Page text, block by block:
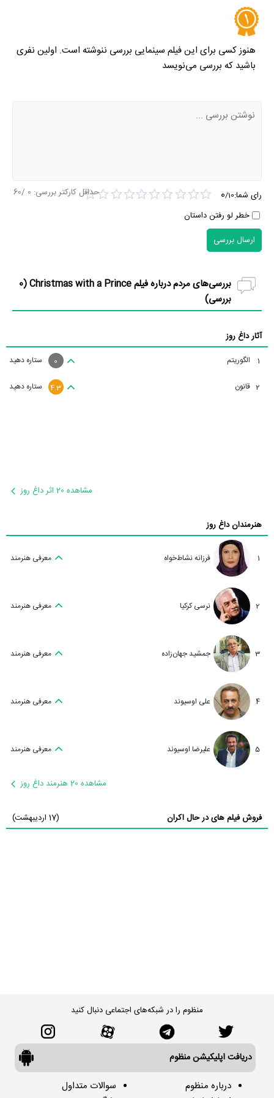
هنوز کسی برای این فیلم سینمایی بررسی ننوشته است. اولین نفری
باشید که بررسی می‌نویسد
رای شما: 0/10
خطر لو رفتن داستان
حداقل کارکتر بررسی: 0
/60
ارسال بررسی
بررسی‌های مردم درباره فیلم Christmas with a Prince (
0
بررسی)
آثار داغ روز
1 الگوریتم ستاره دهید 0
2 قانون ستاره دهید 4.3
مشاهده 20 اثر داغ روز
هنرمندان داغ روز
1 فرزانه نشاط‌خواه معرفی هنرمند
2 نرسی کرکیا معرفی هنرمند
3 جمشید جهان‌زاده معرفی هنرمند
4 علی اوسیوند معرفی هنرمند
5 علیرضا اوسیوند معرفی هنرمند
مشاهده 20 هنرمند داغ روز
فروش فیلم های در حال اکران (17 اردیبهشت)
منظوم را در شبکه‌های اجتماعی دنبال کنید
دریافت اپلیکیشن منظوم
درباره منظوم
سوالات متداول